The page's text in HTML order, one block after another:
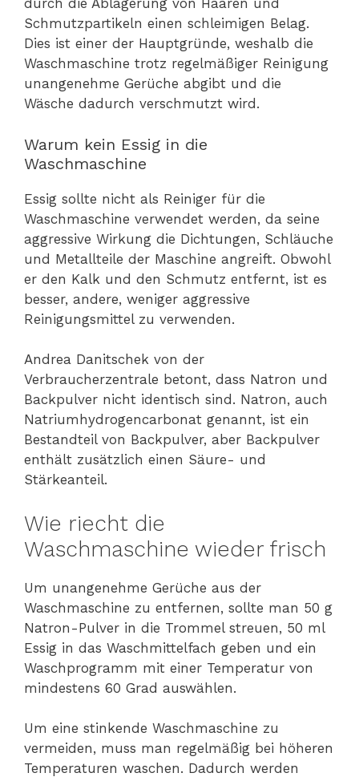
durch die Ablagerung von Haaren und
Schmutzpartikeln einen schleimigen Belag.
Dies ist einer der Hauptgründe, weshalb die
Waschmaschine trotz regelmäßiger Reinigung
unangenehme Gerüche abgibt und die
Wäsche dadurch verschmutzt wird.
Warum kein Essig in die
Waschmaschine
Essig sollte nicht als Reiniger für die
Waschmaschine verwendet werden, da seine
aggressive Wirkung die Dichtungen, Schläuche
und Metallteile der Maschine angreift. Obwohl
er den Kalk und den Schmutz entfernt, ist es
besser, andere, weniger aggressive
Reinigungsmittel zu verwenden.
Andrea Danitschek von der
Verbraucherzentrale betont, dass Natron und
Backpulver nicht identisch sind. Natron, auch
Natriumhydrogencarbonat genannt, ist ein
Bestandteil von Backpulver, aber Backpulver
enthält zusätzlich einen Säure- und
Stärkeanteil.
Wie riecht die
Waschmaschine wieder frisch
Um unangenehme Gerüche aus der
Waschmaschine zu entfernen, sollte man 50 g
Natron-Pulver in die Trommel streuen, 50 ml
Essig in das Waschmittelfach geben und ein
Waschprogramm mit einer Temperatur von
mindestens 60 Grad auswählen.
Um eine stinkende Waschmaschine zu
vermeiden, muss man regelmäßig bei höheren
Temperaturen waschen. Dadurch werden